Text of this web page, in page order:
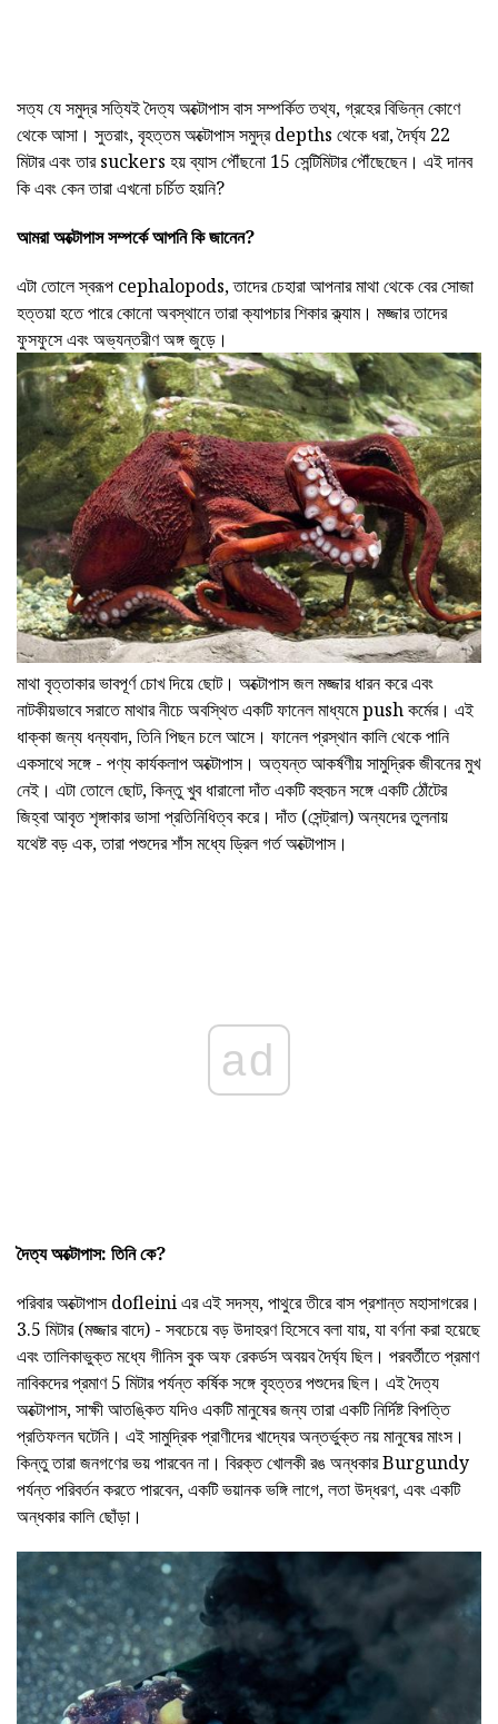
সত্য যে সমুদ্র সত্যিই দৈত্য অক্টোপাস বাস সম্পর্কিত তথ্য, গ্রহের বিভিন্ন কোণে
থেকে আসা। সুতরাং, বৃহত্তম অক্টোপাস সমুদ্র depths থেকে ধরা, দৈর্ঘ্য 22
মিটার এবং তার suckers হয় ব্যাস পৌঁছনো 15 সেন্টিমিটার পৌঁছেছেন। এই দানব
কি এবং কেন তারা এখনো চর্চিত হয়নি?
আমরা অক্টোপাস সম্পর্কে আপনি কি জানেন?
এটা তোলে স্বরূপ cephalopods, তাদের চেহারা আপনার মাথা থেকে বের সোজা
হত্তয়া হতে পারে কোনো অবস্থানে তারা ক্যাপচার শিকার ক্ল্যাম। মজ্জার তাদের
ফুসফুসে এবং অভ্যন্তরীণ অঙ্গ জুড়ে।
মাথা বৃত্তাকার ভাবপূর্ণ চোখ দিয়ে ছোট। অক্টোপাস জল মজ্জার ধারন করে এবং
নাটকীয়ভাবে সরাতে মাথার নীচে অবস্থিত একটি ফানেল মাধ্যমে push কর্মের। এই
ধাক্কা জন্য ধন্যবাদ, তিনি পিছন চলে আসে। ফানেল প্রস্থান কালি থেকে পানি
একসাথে সঙ্গে - পণ্য কার্যকলাপ অক্টোপাস। অত্যন্ত আকর্ষণীয় সামুদ্রিক জীবনের মুখ
নেই। এটা তোলে ছোট, কিন্তু খুব ধারালো দাঁত একটি বহুবচন সঙ্গে একটি ঠোঁটের
জিহ্বা আবৃত শৃঙ্গাকার ভাসা প্রতিনিধিত্ব করে। দাঁত (সেন্ট্রাল) অন্যদের তুলনায়
যথেষ্ট বড় এক, তারা পশুদের শাঁস মধ্যে ড্রিল গর্ত অক্টোপাস।
ad
দৈত্য অক্টোপাস: তিনি কে?
পরিবার অক্টোপাস dofleini এর এই সদস্য, পাথুরে তীরে বাস প্রশান্ত মহাসাগরের।
3.5 মিটার (মজ্জার বাদে) - সবচেয়ে বড় উদাহরণ হিসেবে বলা যায়, যা বর্ণনা করা হয়েছে
এবং তালিকাভুক্ত মধ্যে গীনিস বুক অফ রেকর্ডস অবয়ব দৈর্ঘ্য ছিল। পরবর্তীতে প্রমাণ
নাবিকদের প্রমাণ 5 মিটার পর্যন্ত কর্ষিক সঙ্গে বৃহত্তর পশুদের ছিল। এই দৈত্য
অক্টোপাস, সাক্ষী আতঙ্কিত যদিও একটি মানুষের জন্য তারা একটি নির্দিষ্ট বিপত্তি
প্রতিফলন ঘটেনি। এই সামুদ্রিক প্রাণীদের খাদ্যের অন্তর্ভুক্ত নয় মানুষের মাংস।
কিন্তু তারা জনগণের ভয় পারবেন না। বিরক্ত খোলকী রঙ অন্ধকার Burgundy
পর্যন্ত পরিবর্তন করতে পারবেন, একটি ভয়ানক ভঙ্গি লাগে, লতা উদ্ধরণ, এবং একটি
অন্ধকার কালি ছোঁড়া।